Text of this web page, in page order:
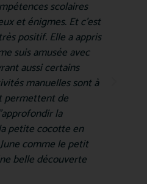
scolaires
et énigmes. Et c'est
positif. Elle a appris
suis amusée avec
aussi certains
manuelles sont à
permettent de
la
petite cocotte en
comme le petit
belle découverte